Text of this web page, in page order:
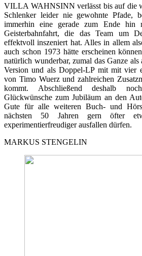
VILLA WAHNSINN verlässt bis auf die
Schlenker leider nie gewohnte Pfade,
immerhin eine gerade zum Ende hin
Geisterbahnfahrt, die das Team um
effektvoll inszeniert hat. Alles in allem
auch schon 1973 hätte erscheinen
natürlich wunderbar, zumal das Ganze
Version und als Doppel-LP mit mit vier
von Timo Wuerz und zahlreichen
kommt. Abschließend deshalb
Glückwünsche zum Jubiläum an den
Gute für alle weiteren Buch- und
nächsten 50 Jahren gern öfter
experimentierfreudiger ausfallen dürfen.
MARKUS STENGELIN